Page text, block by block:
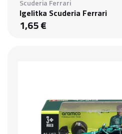
Scuderia Ferrari
Igelitka Scuderia Ferrari
1,65 €